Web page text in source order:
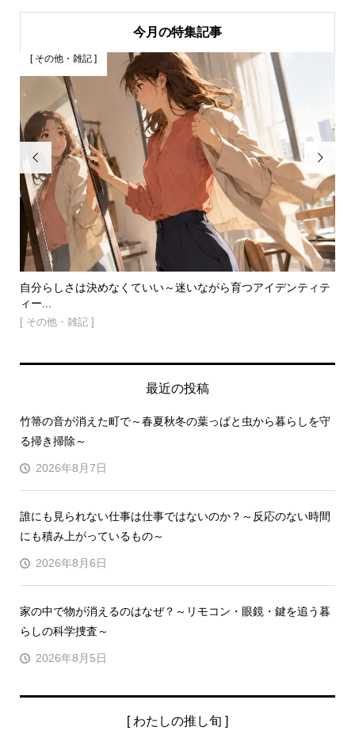
今月の特集記事

自分らしさは決めなくていい～迷いながら育つアイデンティテ
ィー...
[ その他・雑記 ]
[ その他・雑記 ]

最近の投稿
竹箒の音が消えた町で～春夏秋冬の葉っぱと虫から暮らしを守
る掃き掃除～
2026年8月7日
誰にも見られない仕事は仕事ではないのか？～反応のない時間
にも積み上がっているもの～
2026年8月6日
家の中で物が消えるのはなぜ？～リモコン・眼鏡・鍵を追う暮
らしの科学捜査～
2026年8月5日
[ わたしの推し旬 ]